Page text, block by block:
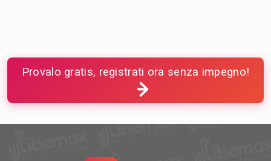
Provalo gratis, registrati ora senza impegno!